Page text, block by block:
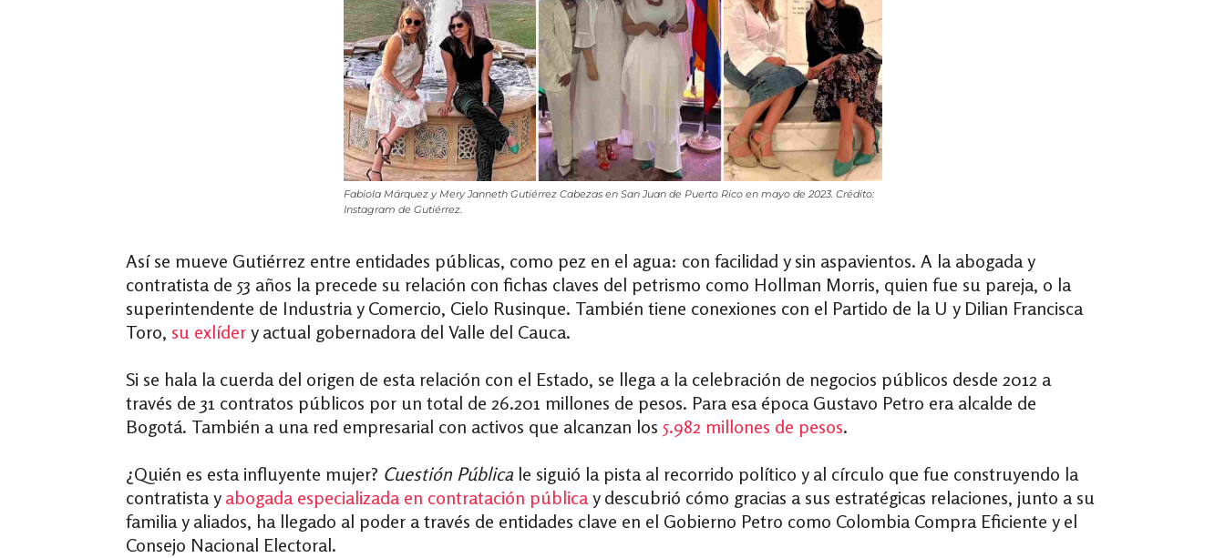
Fabiola Márquez y Mery Janneth Gutiérrez Cabezas en San Juan de Puerto Rico en mayo de 2023. Crédito:
Instagram de Gutiérrez.
Así se mueve Gutiérrez entre entidades públicas, como pez en el agua: con facilidad y sin aspavientos. A la abogada y
contratista de 53 años la precede su relación con fichas claves del petrismo como Hollman Morris, quien fue su pareja, o la
superintendente de Industria y Comercio, Cielo Rusinque. También tiene conexiones con el Partido de la U y Dilian Francisca
Toro, su exlíder y actual gobernadora del Valle del Cauca.
Si se hala la cuerda del origen de esta relación con el Estado, se llega a la celebración de negocios públicos desde 2012 a
través de 31 contratos públicos por un total de 26.201 millones de pesos. Para esa época Gustavo Petro era alcalde de
Bogotá. También a una red empresarial con activos que alcanzan los 5.982 millones de pesos.
¿Quién es esta influyente mujer? Cuestión Pública le siguió la pista al recorrido político y al círculo que fue construyendo la
contratista y abogada especializada en contratación públicay descubrió cómo gracias a sus estratégicas relaciones, junto a su
familia y aliados, ha llegado al poder a través de entidades clave en el Gobierno Petro como Colombia Compra Eficiente y el
Consejo Nacional Electoral.